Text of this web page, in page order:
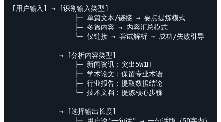
[用户输入] → [识别输入类型]
                ├─ 单篇文本/链接 → 要点提炼模式
                ├─ 多篇内容 → 内容汇总模式
                └─ 仅链接 → 尝试解析 → 成功/失败引导
            → [分析内容类型]
                ├─ 新闻资讯：突出5W1H
                ├─ 学术论文：保留专业术语
                ├─ 行业报告：提取数据结论
                └─ 技术文档：提炼核心步骤
            → [选择输出长度]